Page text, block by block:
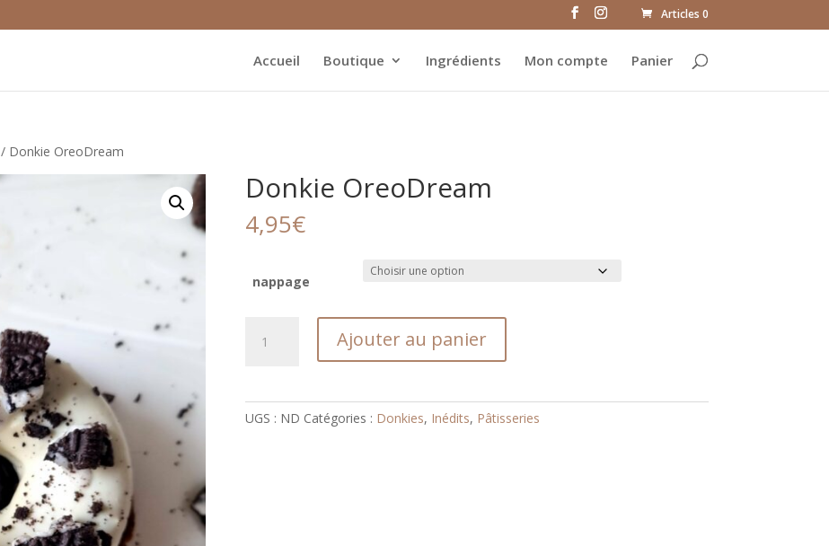
Articles 0
Accueil Boutique Ingrédients Mon compte Panier
/ Donkie OreoDream
Donkie OreoDream
4,95€
nappage
Ajouter au panier
UGS : ND Catégories : Donkies, Inédits, Pâtisseries